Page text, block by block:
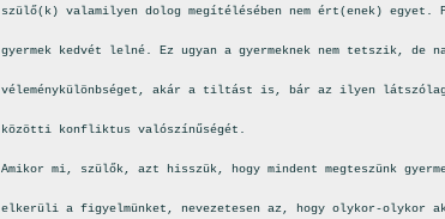
szülő(k) valamilyen dolog megítélésében nem ért(enek)
gyermek kedvét lelné. Ez ugyan a gyermeknek nem tetszik, de
véleménykülönbséget, akár a tiltást is, bár az ilyen
közötti konfliktus valószínűségét.
Amikor mi, szülők, azt hisszük, hogy mindent megteszünk
elkerüli a figyelmünket, nevezetesen az, hogy olykor-olykor